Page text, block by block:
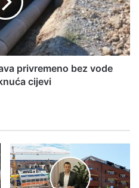
privremeno bez vode
cijevi